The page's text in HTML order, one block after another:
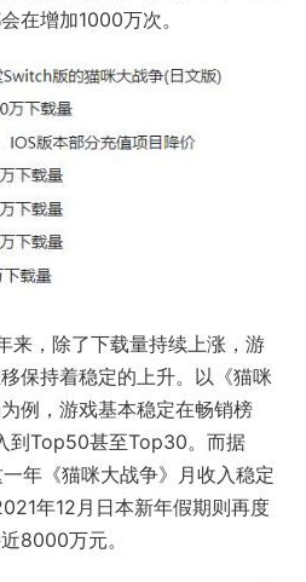
在增加1000万次。
来，除了下载量持续上涨，游
保持着稳定的上升。以《猫咪
例，游戏基本稳定在畅销榜
到Top50甚至Top30。而据
年《猫咪大战争》月收入稳定
年12月日本新年假期则再度
8000万元。